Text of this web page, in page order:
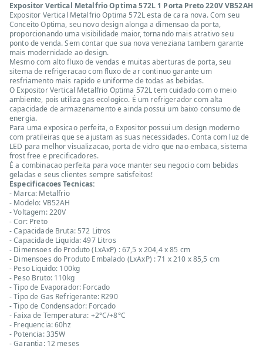
Expositor Vertical Metalfrio Optima 572L 1 Porta Preto 220V VB52AH
Expositor Vertical Metalfrio Optima 572L esta de cara nova. Com seu
Conceito Optima, seu novo design alonga a dimensao da porta,
proporcionando uma visibilidade maior, tornando mais atrativo seu
ponto de venda. Sem contar que sua nova veneziana tambem garante
mais modernidade ao design.
Mesmo com alto fluxo de vendas e muitas aberturas de porta, seu
sitema de refrigeracao com fluxo de ar continuo garante um
resfriamento mais rapido e uniforme de todas as bebidas.
O Expositor Vertical Metalfrio Optima 572L tem cuidado com o meio
ambiente, pois utiliza gas ecologico. É um refrigerador com alta
capacidade de armazenamento e ainda possui um baixo consumo de
energia.
Para uma exposicao perfeita, o Expositor possui um design moderno
com pratileiras que se ajustam as suas necessidades. Conta com luz de
LED para melhor visualizacao, porta de vidro que nao embaca, sistema
frost free e precificadores.
É a combinacao perfeita para voce manter seu negocio com bebidas
geladas e seus clientes sempre satisfeitos!
Especificacoes Tecnicas:
- Marca: Metalfrio
- Modelo: VB52AH
- Voltagem: 220V
- Cor: Preto
- Capacidade Bruta: 572 Litros
- Capacidade Liquida: 497 Litros
- Dimensoes do Produto (LxAxP) : 67,5 x 204,4 x 85 cm
- Dimensoes do Produto Embalado (LxAxP) : 71 x 210 x 85,5 cm
- Peso Liquido: 100kg
- Peso Bruto: 110kg
- Tipo de Evaporador: Forcado
- Tipo de Gas Refrigerante: R290
- Tipo de Condensador: Forcado
- Faixa de Temperatura: +2°C/+8°C
- Frequencia: 60hz
- Potencia: 335W
- Garantia: 12 meses